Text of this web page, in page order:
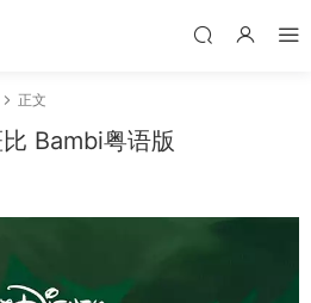
正文
Bambi粤语版